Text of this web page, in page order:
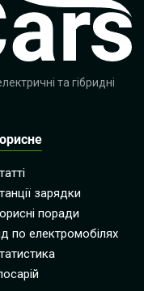
та гібридні
зарядки
поради
по електромобілях